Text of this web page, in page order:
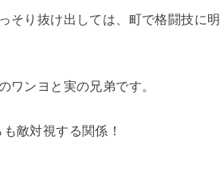
そり抜け出しては、町で格闘技に明
ワンヨと実の兄弟です。
敵対視する関係！